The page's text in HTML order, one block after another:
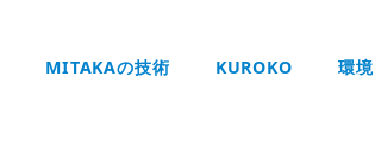
MITAKAの技術 KUROKO 環境